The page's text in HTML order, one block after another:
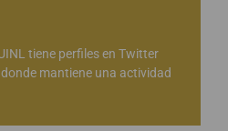
tiene perfiles en Twitter
donde mantiene una actividad